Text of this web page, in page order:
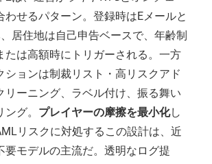
わせるパターン。登録時はEメールと
居住地は自己申告ベースで、年齢制
たは高額時にトリガーされる。一方
ションは制裁リスト・高リスクアド
リーニング、ラベル付け、振る舞い
グ。 プレイヤーの摩擦を最小化し
リスクに対処するこの設計は、近
要モデルの主流だ。透明なログ提